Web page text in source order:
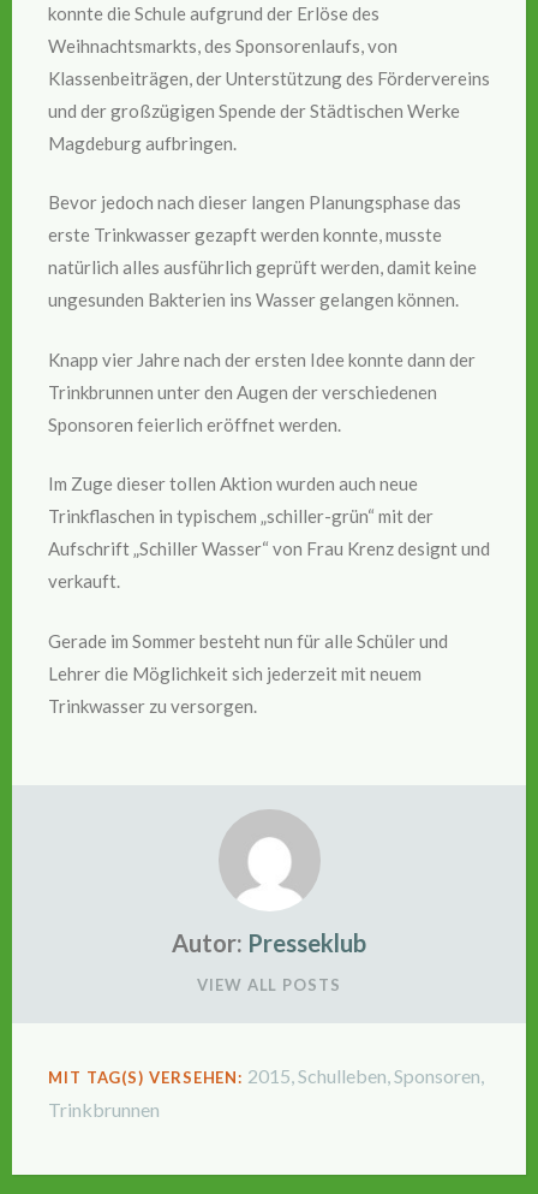
konnte die Schule aufgrund der Erlöse des
Weihnachtsmarkts, des Sponsorenlaufs, von
Klassenbeiträgen, der Unterstützung des Fördervereins
und der großzügigen Spende der Städtischen Werke
Magdeburg aufbringen.
Bevor jedoch nach dieser langen Planungsphase das
erste Trinkwasser gezapft werden konnte, musste
natürlich alles ausführlich geprüft werden, damit keine
ungesunden Bakterien ins Wasser gelangen können.
Knapp vier Jahre nach der ersten Idee konnte dann der
Trinkbrunnen unter den Augen der verschiedenen
Sponsoren feierlich eröffnet werden.
Im Zuge dieser tollen Aktion wurden auch neue
Trinkflaschen in typischem „schiller-grün“ mit der
Aufschrift „Schiller Wasser“ von Frau Krenz designt und
verkauft.
Gerade im Sommer besteht nun für alle Schüler und
Lehrer die Möglichkeit sich jederzeit mit neuem
Trinkwasser zu versorgen.
Autor: Presseklub
VIEW ALL POSTS
MIT TAG(S) VERSEHEN: 2015,Schulleben,Sponsoren,
Trinkbrunnen